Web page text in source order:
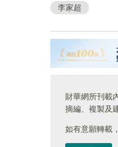
李家超
財華網所刊載
摘編、複製及
如有意願轉載